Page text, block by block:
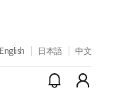
English 日本語 中文